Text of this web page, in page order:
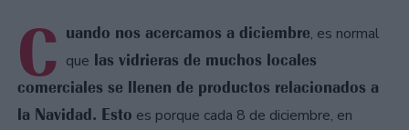
C uando nos acercamos a diciembre, es normal
que las vidrieras de muchos locales
comerciales se llenen de productos relacionados a
la Navidad. Esto es porque cada 8 de diciembre, en